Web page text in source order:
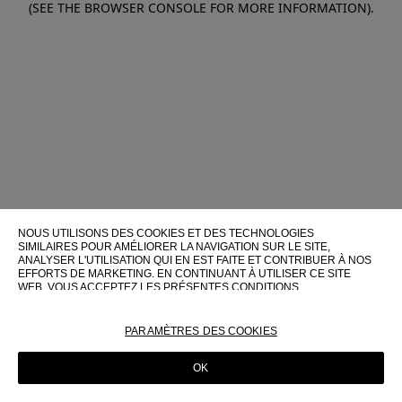
(SEE THE BROWSER CONSOLE FOR MORE INFORMATION).
NOUS UTILISONS DES COOKIES ET DES TECHNOLOGIES
SIMILAIRES POUR AMÉLIORER LA NAVIGATION SUR LE SITE,
ANALYSER L'UTILISATION QUI EN EST FAITE ET CONTRIBUER À NOS
EFFORTS DE MARKETING. EN CONTINUANT À UTILISER CE SITE
WEB, VOUS ACCEPTEZ LES PRÉSENTES CONDITIONS
POUR PLUS D'INFORMATIONS SUR CES TECHNOLOGIES ET LEUR
POLITIQUE EN MATIÈRE DE COOKIES
PARAMÈTRES DES COOKIES
OK